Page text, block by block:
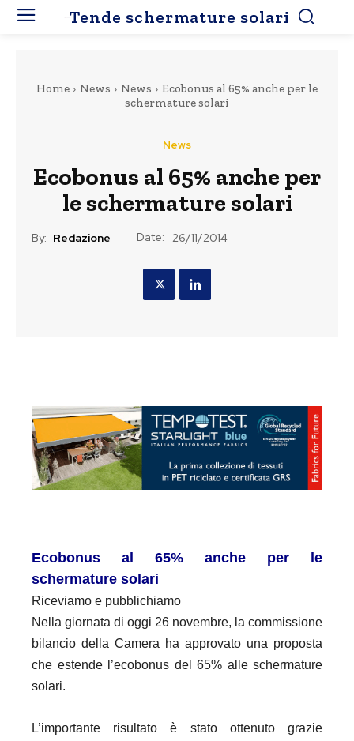
Tende schermature solari
Home News News
Ecobonus al 65% anche per le
schermature solari
News
Ecobonus al 65% anche per
le schermature solari
By: Redazione Date: 26/11/2014
Ecobonus al 65% anche per le
schermature solari
Riceviamo e pubblichiamo
Nella giornata di oggi 26 novembre, la commissione
bilancio della Camera ha approvato una proposta
che estende l’ecobonus del 65% alle schermature
solari.
L’importante risultato è stato ottenuto grazie